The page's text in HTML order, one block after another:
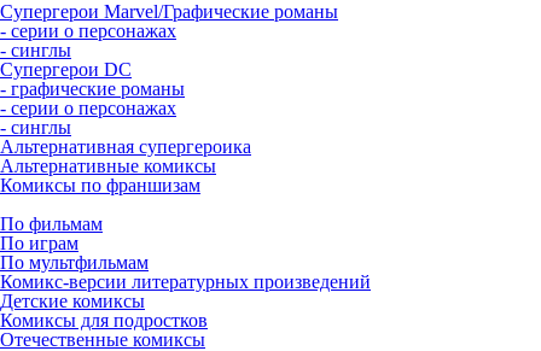
Супергерои Marvel/Графические романы
- серии о персонажах
- синглы
Супергерои DC
- графические романы
- серии о персонажах
- синглы
Альтернативная супергероика
Альтернативные комиксы
Комиксы по франшизам
По фильмам
По играм
По мультфильмам
Комикс-версии литературных произведений
Детские комиксы
Комиксы для подростков
Отечественные комиксы